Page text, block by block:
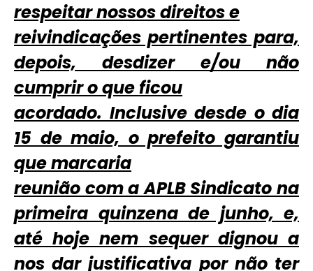
respeitar nossos direitos e
reivindicações pertinentes para,
depois, desdizer e/ou não
cumprir o que ficou
acordado. Inclusive desde o dia
15 de maio, o prefeito garantiu
que marcaria
reunião com a APLB Sindicato na
primeira quinzena de junho, e,
até hoje nem sequer dignou a
nos dar justificativa por não ter